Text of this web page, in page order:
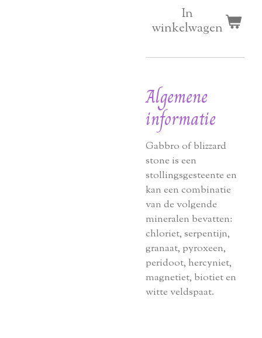
In
winkelwagen
Algemene
informatie
Gabbro of blizzard
stone is een
stollingsgesteente en
kan een combinatie
van de volgende
mineralen bevatten:
chloriet, serpentijn,
granaat, pyroxeen,
peridoot, hercyniet,
magnetiet, biotiet en
witte veldspaat.